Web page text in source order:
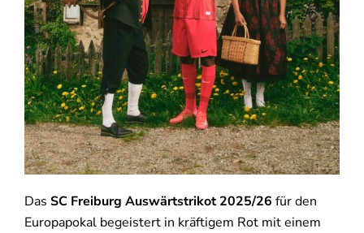
Das SC Freiburg Auswärtstrikot 2025/26 für den
Europapokal begeistert in kräftigem Rot mit einem